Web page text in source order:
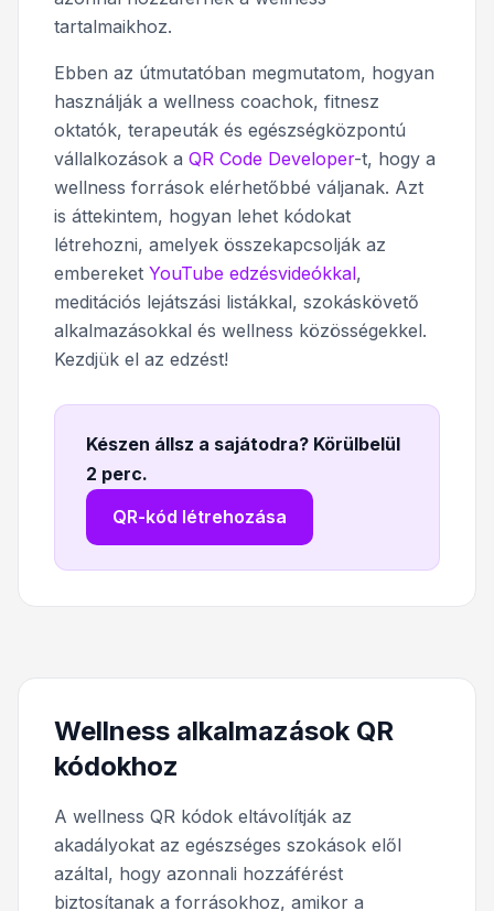
tartalmaikhoz.
Ebben az útmutatóban megmutatom, hogyan
használják a wellness coachok, fitnesz
oktatók, terapeuták és egészségközpontú
vállalkozások a QR Code Developer-t, hogy a
wellness források elérhetőbbé váljanak. Azt
is áttekintem, hogyan lehet kódokat
létrehozni, amelyek összekapcsolják az
embereket YouTube edzésvideókkal,
meditációs lejátszási listákkal, szokáskövető
alkalmazásokkal és wellness közösségekkel.
Kezdjük el az edzést!
Készen állsz a sajátodra? Körülbelül
2 perc.
QR-kód létrehozása
Wellness alkalmazások QR
kódokhoz
A wellness QR kódok eltávolítják az
akadályokat az egészséges szokások elől
azáltal, hogy azonnali hozzáférést
biztosítanak a forrásokhoz, amikor a